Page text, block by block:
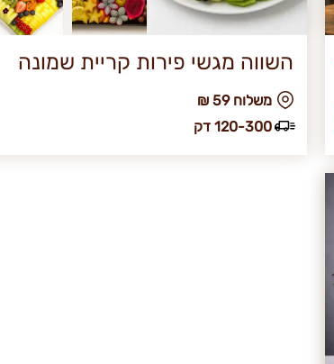
השווה מגשי פירות קריית שמונה
₪ משלוח 59
120-300 דק